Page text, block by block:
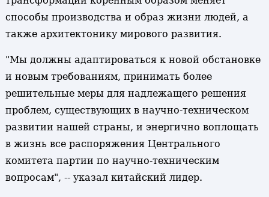
способы производства и образ жизни людей, а
также архитектонику мирового развития.
"Мы должны адаптироваться к новой обстановке
и новым требованиям, принимать более
решительные меры для надлежащего решения
проблем, существующих в научно-техническом
развитии нашей страны, и энергично воплощать
в жизнь все распоряжения Центрального
комитета партии по научно-техническим
вопросам", -- указал китайский лидер.